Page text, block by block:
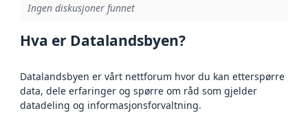
Ingen diskusjoner funnet
Hva er Datalandsbyen?
Datalandsbyen er vårt nettforum hvor du kan etterspørre
data, dele erfaringer og spørre om råd som gjelder
datadeling og informasjonsforvaltning.